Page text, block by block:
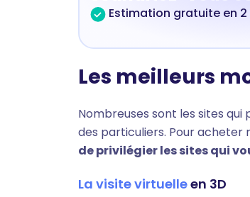
Estimation gratuite en 2
Les meilleurs
Nombreuses sont les sites
des particuliers. Pour acheter
de privilégier les sites qui
La visite virtuelleen 3D